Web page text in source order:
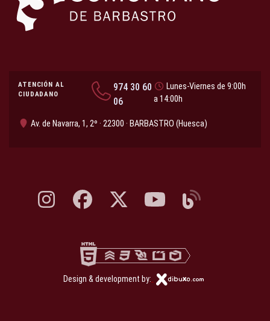
ATENCIÓN AL
CIUDADANO
974 30 60
06
Lunes-Viernes de 9:00h
a 14:00h
Av. de Navarra, 1, 2º · 22300 · BARBASTRO (Huesca)
Instagram, abre en nueva pestaña
Facebook, abre en nueva pestaña
X, antes Twitter, abre en nueva pestaña
YouTube, abre en nueva
Blog, abre en nueva
Design & development by: